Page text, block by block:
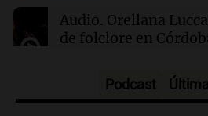
21:04
Despiden a Jorge Messi:
Rosario para el adiós a su
Audio. Orellana
de folclore en
Audio.Trágico
Podcast